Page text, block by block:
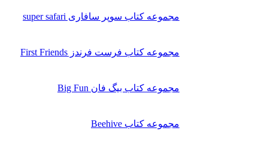
مجموعه کتاب سوپر سافاری super safari
مجموعه کتاب فرست فرندز First Friends
مجموعه کتاب بیگ فان Big Fun
مجموعه کتاب Beehive